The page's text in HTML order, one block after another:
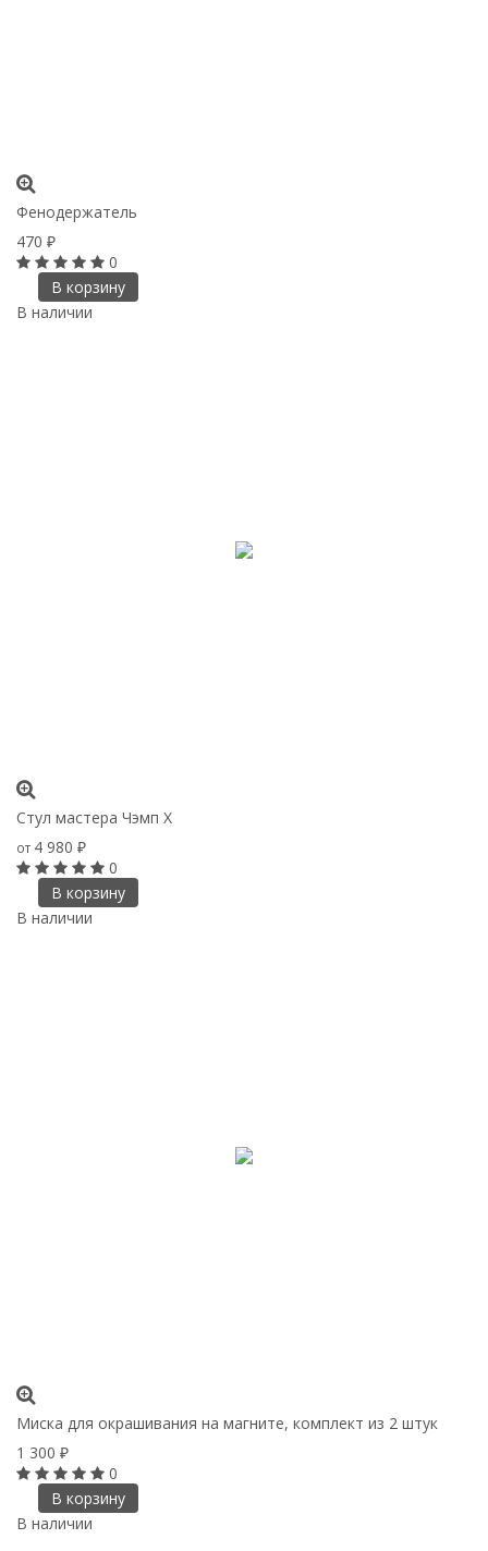
Фенодержатель
470 ₽
0
В корзину
В наличии
Стул мастера Чэмп Х
от 4 980 ₽
0
В корзину
В наличии
Миска для окрашивания на магните, комплект из 2 штук
1 300 ₽
0
В корзину
В наличии